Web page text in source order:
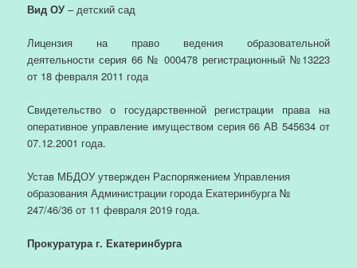
Вид ОУ – детский сад
Лицензия на право ведения образовательной
деятельности серия 66 № 000478 регистрационный №13223
от 18 февраля 2011 года
Свидетельство о государственной регистрации права на
оперативное управление имуществом серия 66 АВ 545634 от
07.12.2001 года.
Устав МБДОУ утвержден Распоряжением Управления
образования Администрации города Екатеринбурга №
247/46/36 от 11 февраля 2019 года.
Прокуратура г. Екатеринбурга